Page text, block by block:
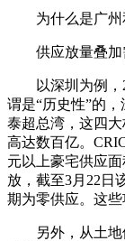
为什么是广州
供应放量叠
以深圳为例，
谓是“历史性”的
泰超总湾，这四
高达数百亿。
元以上豪宅供应面
放，截至3月22日
期为零供应。这些
另外，从土地供